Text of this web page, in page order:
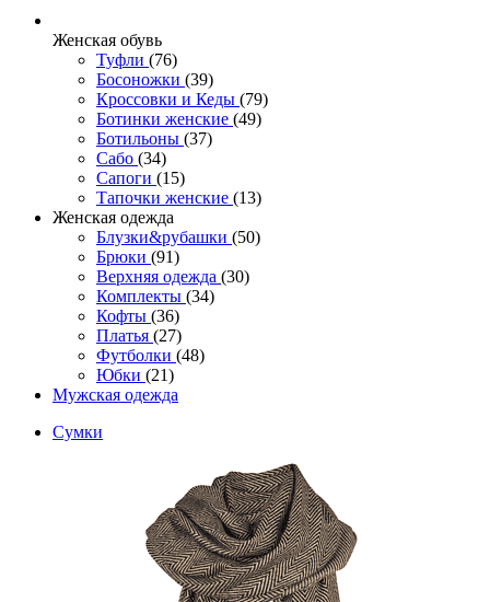
Женcкая обувь
Туфли (76)
Босоножки (39)
Кроссовки и Кеды (79)
Ботинки женские (49)
Ботильоны (37)
Сабо (34)
Сапоги (15)
Тапочки женские (13)
Женская одежда
Блузки&рубашки (50)
Брюки (91)
Верхняя одежда (30)
Комплекты (34)
Кофты (36)
Платья (27)
Футболки (48)
Юбки (21)
Мужская одежда
Сумки